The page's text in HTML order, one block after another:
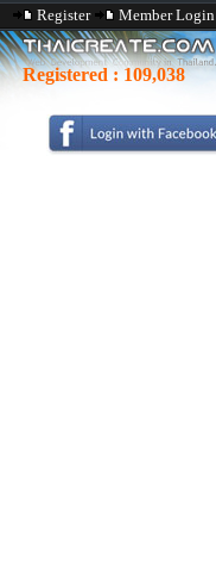
Register Member Login
Registered : 109,038